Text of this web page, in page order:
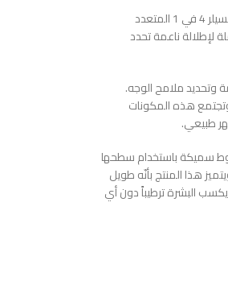
حددي تقاسيم الوجه وأضفي عليها إشراقة وأخفي شوائب البشرة مع هذا الكونسيلر 4 في 1 المتعدد
لإطلالة ناعمة تحدد
وتحديد ملامح الوجه.
هذه المكونات
طبيعي.
سميكة باستخدام سطحها
هذا المنتج بأنّه طويل
ويكسب البشرة ترطيباً دون أي